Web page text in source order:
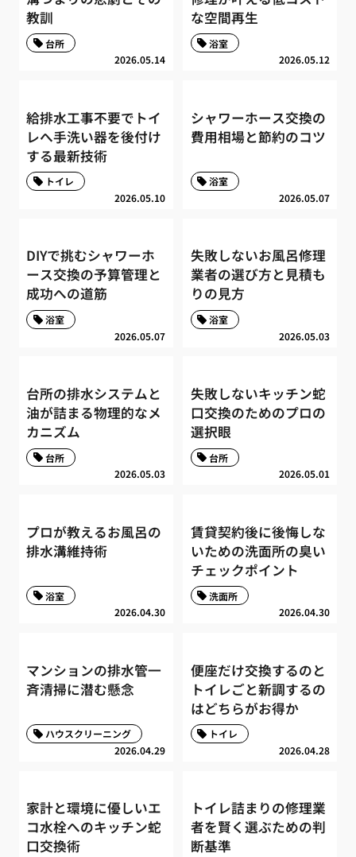
教訓
2026.05.14
台所
な空間再生
2026.05.12
浴室
給排水工事不要でトイ
レへ手洗い器を後付け
する最新技術
2026.05.10
トイレ
シャワーホース交換の
費用相場と節約のコツ
2026.05.07
浴室
DIYで挑むシャワーホ
ース交換の予算管理と
成功への道筋
2026.05.07
浴室
失敗しないお風呂修理
業者の選び方と見積も
りの見方
2026.05.03
浴室
台所の排水システムと
油が詰まる物理的なメ
カニズム
2026.05.03
台所
失敗しないキッチン蛇
口交換のためのプロの
選択眼
2026.05.01
台所
プロが教えるお風呂の
排水溝維持術
2026.04.30
浴室
賃貸契約後に後悔しな
いための洗面所の臭い
チェックポイント
2026.04.30
洗面所
マンションの排水管一
斉清掃に潜む懸念
2026.04.29
ハウスクリーニング
便座だけ交換するのと
トイレごと新調するの
はどちらがお得か
2026.04.28
トイレ
家計と環境に優しいエ
コ水栓へのキッチン蛇
口交換術
トイレ詰まりの修理業
者を賢く選ぶための判
断基準